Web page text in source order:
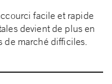
facile et rapide
devient de plus en
de marché difficiles.